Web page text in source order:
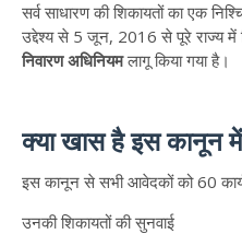
सर्व साधारण की शिकायतों का एक
उद्देश्य से 5 जून, 2016 से पूरे राज्य में
निवारण अधिनियमलागू किया गया है।
क्या खास है इस कानून
इस कानून से सभी आवेदकों को 60
उनकी शिकायतों की सुनवाई